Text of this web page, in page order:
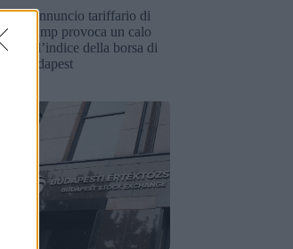
L’annuncio tariffario di
Trump provoca un calo
dell’indice della borsa di
Budapest